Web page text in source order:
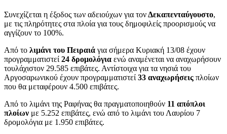
Συνεχίζεται η έξοδος των αδειούχων για τονΔεκαπενταύγουστο,
με τις πληρότητες στα πλοία για τους δημοφιλείς προορισμούς να
αγγίζουν το 100%.
Από το λιμάνι του Πειραιά για σήμερα Κυριακή 13/08 έχουν
προγραμματιστεί 24 δρομολόγια ενώ αναμένεται να αναχωρήσουν
τουλάχιστον 29.585 επιβάτες. Αντίστοιχα για τα νησιά του
Αργοσαρωνικού έχουν προγραμματιστεί 33 αναχωρήσεις πλοίων
που θα μεταφέρουν 4.500 επιβάτες.
Από το λιμάνι της Ραφήνας θα πραγματοποιηθούν 11 απόπλοι
πλοίων με 5.252 επιβάτες, ενώ από το λιμάνι του Λαυρίου 7
δρομολόγια με 1.950 επιβάτες.